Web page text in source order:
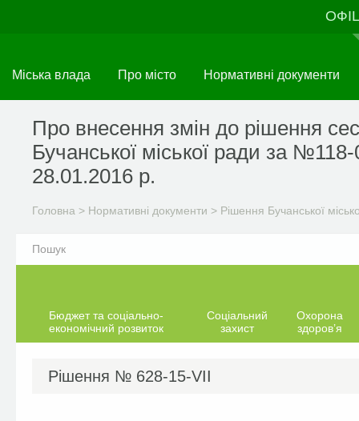
Міська влада Про місто Нормативні документи
Про внесення змін до рішення
Бучанської міської ради за №118-
28.01.2016 р.
Головна > Нормативні документи > Рішення Бучанської
Бюджет та соціально-
економічний розвиток
Соціальний
захист
Охорона
здоров’я
Рішення № 628-15-VІІ